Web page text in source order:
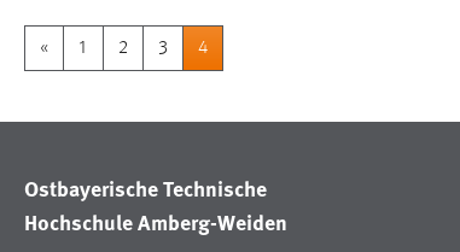
« 1 2 3 4
Ostbayerische Technische
Hochschule Amberg-Weiden